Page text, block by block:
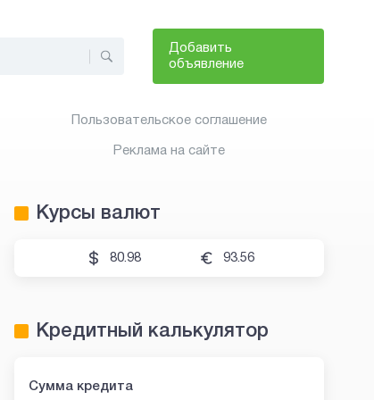
Добавить
объявление
Пользовательское соглашение
Реклама на сайте
Курсы валют
80.98 93.56
Кредитный калькулятор
Сумма кредита